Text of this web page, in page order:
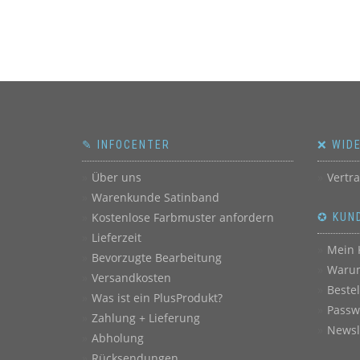
✎ INFOCENTER
Über uns
Warenkunde Satinband
Kostenlose Farbmuster anfordern
Lieferzeit
Bevorzugte Bearbeitung
Versandkosten
Was ist ein PlusProdukt?
Zahlung + Lieferung
Abholung
❌
✪
Mein